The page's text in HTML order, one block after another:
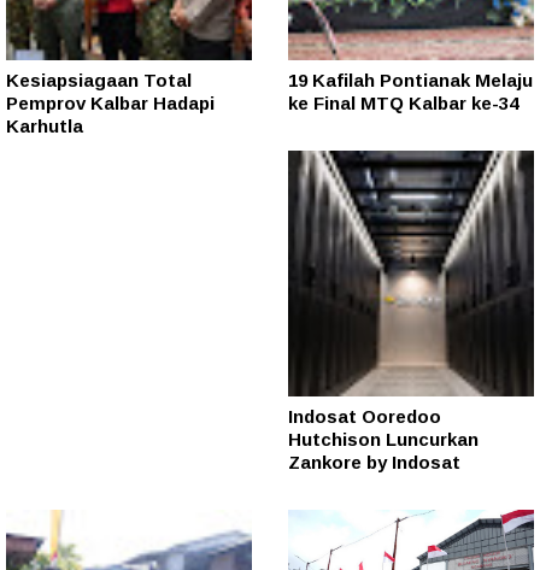
Kesiapsiagaan Total
Pemprov Kalbar Hadapi
Karhutla
19 Kafilah Pontianak Melaju
ke Final MTQ Kalbar ke-34
Indosat Ooredoo
Hutchison Luncurkan
Zankore by Indosat